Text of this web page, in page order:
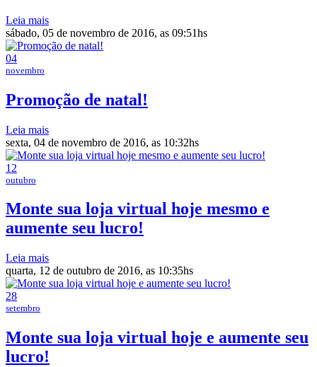
Leia mais
sábado, 05 de novembro de 2016, as 09:51hs
04
novembro
Promoção de natal!
Leia mais
sexta, 04 de novembro de 2016, as 10:32hs
12
outubro
Monte sua loja virtual hoje mesmo e
aumente seu lucro!
Leia mais
quarta, 12 de outubro de 2016, as 10:35hs
28
setembro
Monte sua loja virtual hoje e aumente seu
lucro!